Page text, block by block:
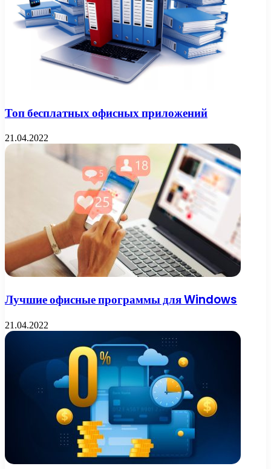
Топ бесплатных офисных приложений
21.04.2022
Лучшие офисные программы для Windows
21.04.2022